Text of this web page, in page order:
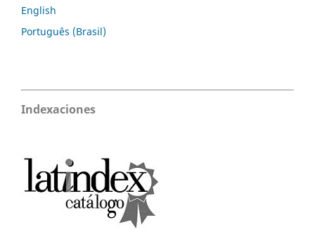
English
Português (Brasil)
Indexaciones